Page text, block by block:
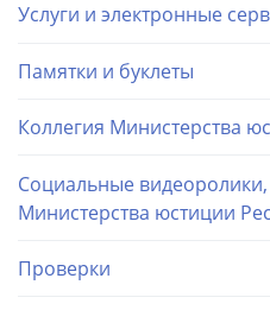
Услуги и электронные
Памятки и буклеты
Коллегия Министерства
Социальные
Министерства юстиции
Проверки